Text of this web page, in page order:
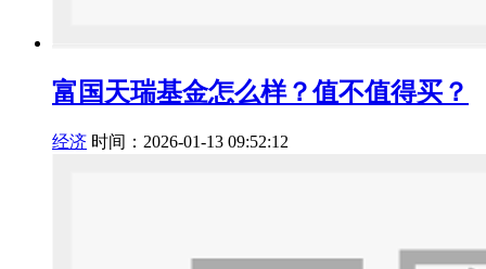
富国天瑞基金怎么样？值不值得买？
经济 时间：2026-01-13 09:52:12